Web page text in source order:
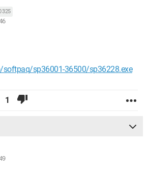
325
sp36001-36500/sp36228.exe
1